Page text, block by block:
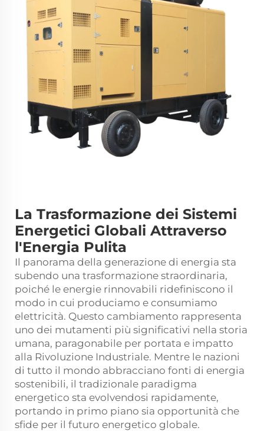
La Trasformazione dei Sistemi
Energetici Globali Attraverso
l'Energia Pulita
Il panorama della generazione di energia sta
subendo una trasformazione straordinaria,
poiché le energie rinnovabili ridefiniscono il
modo in cui produciamo e consumiamo
elettricità. Questo cambiamento rappresenta
uno dei mutamenti più significativi nella storia
umana, paragonabile per portata e impatto
alla Rivoluzione Industriale. Mentre le nazioni
di tutto il mondo abbracciano fonti di energia
sostenibili, il tradizionale paradigma
energetico sta evolvendosi rapidamente,
portando in primo piano sia opportunità che
sfide per il futuro energetico globale.